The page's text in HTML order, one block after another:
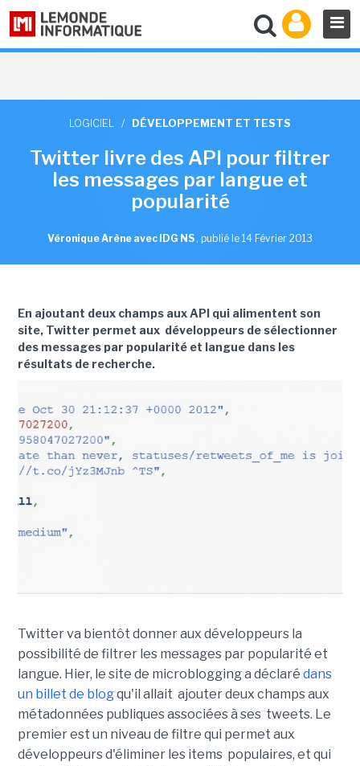
LOGICIEL / DÉVELOPPEMENT ET TESTS
Twitter livre des API pour filtrer
les messages par langue et
popularité
Véronique Arène avec IDG NS , publié le 14 Février 2013
En ajoutant deux champs aux API qui alimentent son
site, Twitter permet aux développeurs de sélectionner
des messages par popularité et langue dans les
résultats de recherche.
Twitter va bientôt donner aux développeurs la
possibilité de filtrer les messages par popularité et
langue. Hier, le site de microblogging a déclaré dans
un billet de blogqu'il allait ajouter deux champs aux
métadonnées publiques associées à ses tweets. Le
premier est un niveau de filtre qui permet aux
développeurs d'éliminer les items populaires, et qui